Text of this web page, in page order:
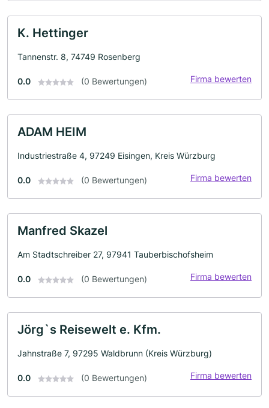
K. Hettinger
Tannenstr. 8, 74749 Rosenberg
0.0 (0 Bewertungen) Firma bewerten
ADAM HEIM
Industriestraße 4, 97249 Eisingen, Kreis Würzburg
0.0 (0 Bewertungen) Firma bewerten
Manfred Skazel
Am Stadtschreiber 27, 97941 Tauberbischofsheim
0.0 (0 Bewertungen) Firma bewerten
Jörg`s Reisewelt e. Kfm.
Jahnstraße 7, 97295 Waldbrunn (Kreis Würzburg)
0.0 (0 Bewertungen) Firma bewerten